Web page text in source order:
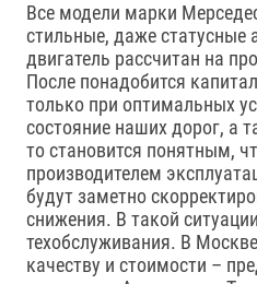
Все модели марки
стильные, даже статусные
двигатель рассчитан на
После понадобится
только при оптимальных
состояние наших дорог, а
то становится понятным,
производителем
будут заметно
снижения. В такой
техобслуживания. В
качеству и стоимости –